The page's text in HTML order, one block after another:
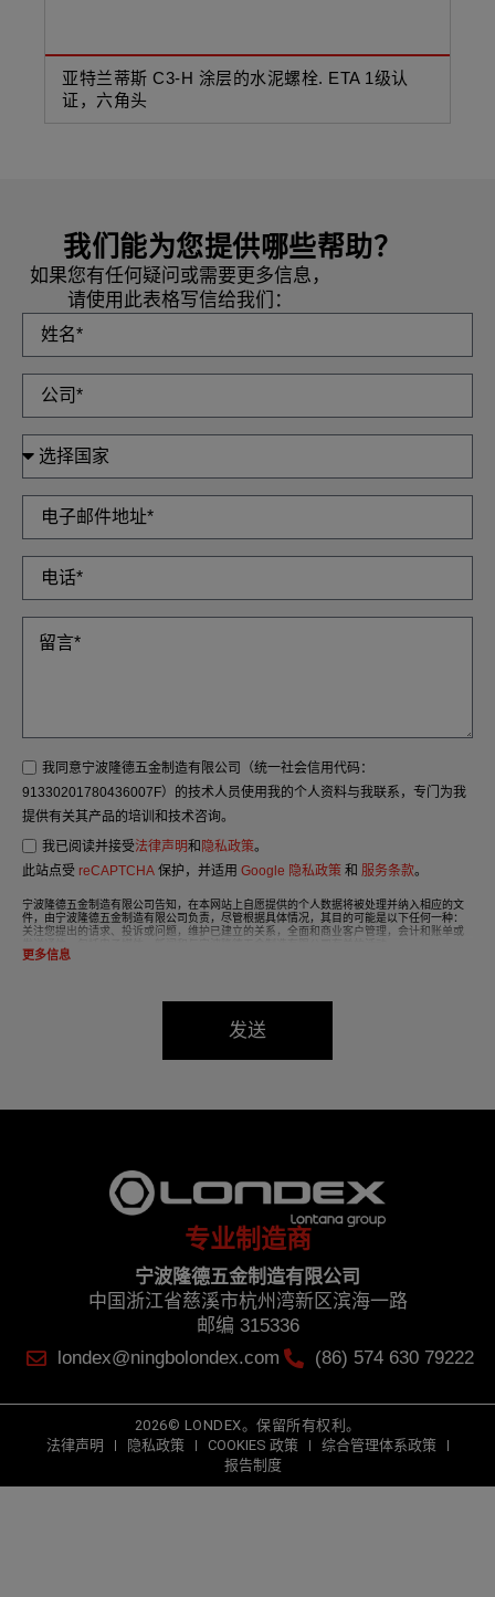
亚特兰蒂斯 C3-H 涂层的水泥螺栓. ETA 1级认
证，六角头
我们能为您提供哪些帮助？
如果您有任何疑问或需要更多信息，
请使用此表格写信给我们：
我同意宁波隆德五金制造有限公司（统一社会信用代码：
91330201780436007F）的技术人员使用我的个人资料与我联系，专门为我
提供有关其产品的培训和技术咨询。
我已阅读并接受法律声明和 隐私政策。
此站点受 reCAPTCHA 保护，并适用 Google 隐私政策 和 服务条款。
宁波隆德五金制造有限公司告知，在本网站上自愿提供的个人数据将被处理并纳入相应的文
件，由宁波隆德五金制造有限公司负责，尽管根据具体情况，其目的可能是以下任何一种：
关注您提出的请求、投诉或问题，维护已建立的关系，全面和商业客户管理，会计和账单或
些数据没有编码或加密。如果发送这些详细信息，则由您自行承担责任。
正、取消和反对的权利，只需将一封信连同您的身份证复印件寄至：宁波隆德五金制造有限
更多信息
发送
专业制造商
宁波隆德五金制造有限公司
中国浙江省慈溪市杭州湾新区滨海一路
邮编 315336
londex@ningbolondex.com
(86) 574 630 79222
2026© LONDEX。保留所有权利。
法律声明
隐私政策 COOKIES 政策
综合管理体系政策
报告制度